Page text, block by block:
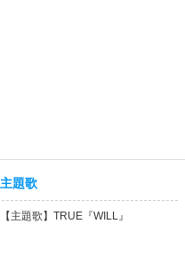
主題歌
【主題歌】TRUE『WILL』